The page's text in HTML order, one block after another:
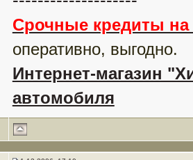
Срочные кредиты на
оперативно, выгодно.
Интернет-магазин
автомобиля